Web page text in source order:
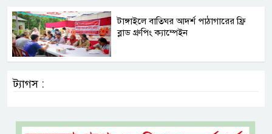
টাঙ্গাইলে বাতিঘর আদর্শ পাঠাগারের ফ্রি
ব্লাড গ্রুপিং ক্যাম্পেইন
ট্যাগস :